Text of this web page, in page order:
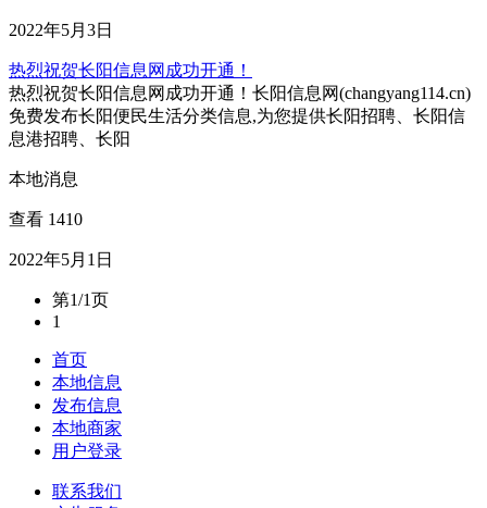
2022年5月3日
热烈祝贺长阳信息网成功开通！
热烈祝贺长阳信息网成功开通！长阳信息网(changyang114.cn)
免费发布长阳便民生活分类信息,为您提供长阳招聘、长阳信
息港招聘、长阳
本地消息
查看 1410
2022年5月1日
第1/1页
1
首页
本地信息
发布信息
本地商家
用户登录
联系我们